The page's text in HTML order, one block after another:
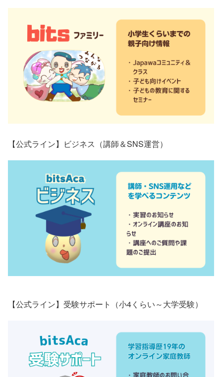
【公式ライン】ビジネス（講師＆SNS運営）
【公式ライン】受験サポート（小4くらい～大学受験）